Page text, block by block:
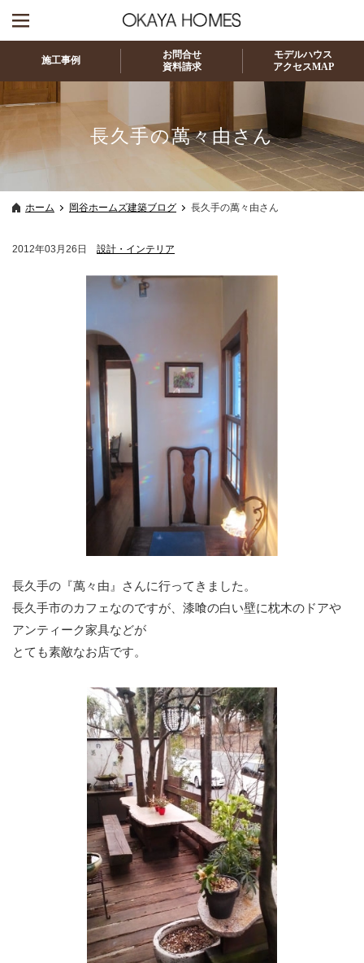
施工事例
お問合せ
資料請求
モデルハウス
アクセスMAP
長久手の萬々由さん
ホーム 岡谷ホームズ建築ブログ 長久手の萬々由さん
2012年03月26日 設計・インテリア
長久手の『萬々由』さんに行ってきました。
長久手市のカフェなのですが、漆喰の白い壁に枕木のドアや
アンティーク家具などが
とても素敵なお店です。